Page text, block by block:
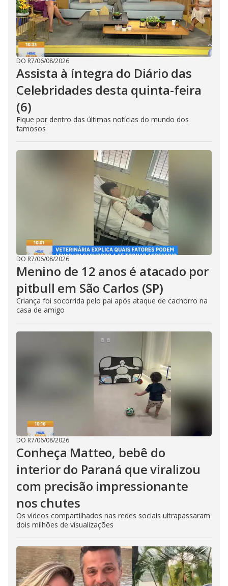
DO R7/06/08/2026
Assista à íntegra do Diário das
Celebridades desta quinta-feira
(6)
Fique por dentro das últimas notícias do mundo dos
famosos
DO R7/06/08/2026
Menino de 12 anos é atacado por
pitbull em São Carlos (SP)
Criança foi socorrida pelo pai após ataque de cachorro na
casa de amigo
DO R7/06/08/2026
Conheça Matteo, bebê do
interior do Paraná que viralizou
com precisão impressionante
nos chutes
Os vídeos compartilhados nas redes sociais ultrapassaram
dois milhões de visualizações